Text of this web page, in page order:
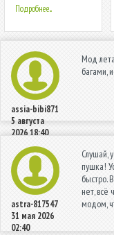
Подробнее...
assia-bibi871
5 августа
2026 18:40
Мод
astra-817547
31 мая 2026
02:40
Слушай,
пушка!
быстро.
нет, всё
модом,